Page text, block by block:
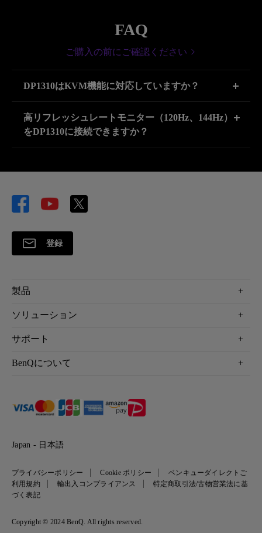
FAQ
ご購入の前にご確認ください
DP1310はKVM機能に対応していますか？
HDMI2.1 INからの映像ソースをメイン画面
（OUT1）へ切り替えて出力することができます。
ンを参考にしてください。Mac MiniやMacBook、
iPadを使用している場合、ユニバーサルコントロー
やソフトウェアが利用可能な周辺機器を使用する。
DP1310のハイブリッド接続はUSB Type-C INと
（OUT1）へ切り替えて出力することができます。
デバイスで１台のマウスやキーボード、音声出力を
ンを参考にしてください。
Mac MiniやMacBook、iPadを使用している場合、
が利用可能な周辺機器を使用する。
高リフレッシュレートモニター（120Hz、144Hz）
をDP1310に接続できますか？
す。HDMI2.1 IN・OUTを使用することで最大
を行うことができます。映像を出力したいデバイス
をDP1310のHDMI 2.1 INポートに接続します。高リ
接続します。フロントパネルにあるグリーンのボタ
ンを押し、LEDインゲジータを緑色にします。
す。HDMI2.1 IN・OUTを使用することで最大
を行うことができます。
INポートに接続します。
高リフレッシュレートのモニターをHDMI 2.1
し、LEDインゲジータを緑色にします。
登録
製品
プロジェクター
照明
Webカメラ
ソリューション
ビジネス向け
知識ページ
AQCOLOR
e-Sports
サポート
サポート
製品保守サービス終了のご案内
正規取扱店情報
BenQについて
リーダーシップ
ニュース
Copyright © 2024 BenQ. All rights reserved.
プライバシーポリシー Cookie ポリシー
ベンキューダイレクトご
利用規約
輸出入コンプライアンス
特定商取引法/古物営業法に基
づく表記
Japan - 日本語